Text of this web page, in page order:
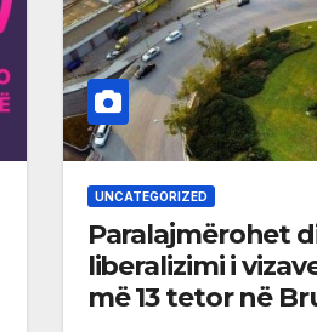
UNCATEGORIZED
Paralajmërohet
liberalizimi i
më 13 tetor në